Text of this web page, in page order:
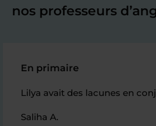
nos professeurs
En primaire
Lilya avait des lacunes en
Saliha A.